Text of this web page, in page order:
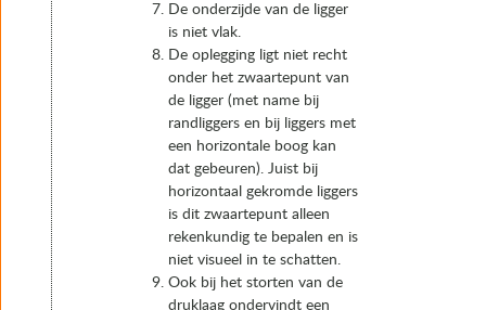
De onderzijde van de ligger
is niet vlak.
De oplegging ligt niet recht
onder het zwaartepunt van
de ligger (met name bij
randliggers en bij liggers met
een horizontale boog kan
dat gebeuren). Juist bij
horizontaal gekromde liggers
is dit zwaartepunt alleen
rekenkundig te bepalen en is
niet visueel in te schatten.
Ook bij het storten van de
druklaag ondervindt een